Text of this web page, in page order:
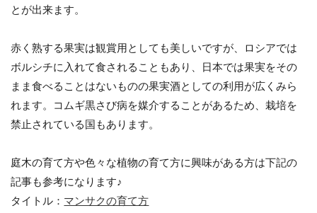
とが出来ます。
赤く熟する果実は観賞用としても美しいですが、ロシアでは
ボルシチに入れて食されることもあり、日本では果実をその
まま食べることはないものの果実酒としての利用が広くみら
れます。コムギ黒さび病を媒介することがあるため、栽培を
禁止されている国もあります。
庭木の育て方や色々な植物の育て方に興味がある方は下記の
記事も参考になります♪
タイトル： マンサクの育て方